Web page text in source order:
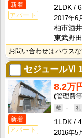
新着
アパート
2LDK
2017年6
柏市酒
東武野
お問い合わせはハウス
セジュールⅥ
新着
アパート
8.2万
-
1LDK
2016年5